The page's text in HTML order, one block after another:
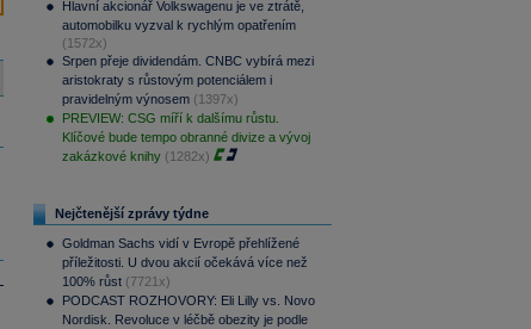
Hlavní akcionář Volkswagenu je ve ztrátě,
automobilku vyzval k rychlým opatřením
(1572x)
Srpen přeje dividendám. CNBC vybírá mezi
aristokraty s růstovým potenciálem i
pravidelným výnosem (1397x)
PREVIEW: CSG míří k dalšímu růstu.
Klíčové bude tempo obranné divize a vývoj
zakázkové knihy (1282x)
Nejčtenější zprávy týdne
Goldman Sachs vidí v Evropě přehlížené
příležitosti. U dvou akcií očekává více než
100% růst (7721x)
PODCAST ROZHOVORY: Eli Lilly vs. Novo
Nordisk. Revoluce v léčbě obezity je podle